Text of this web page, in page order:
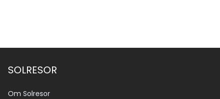
SOLRESOR
Om Solresor